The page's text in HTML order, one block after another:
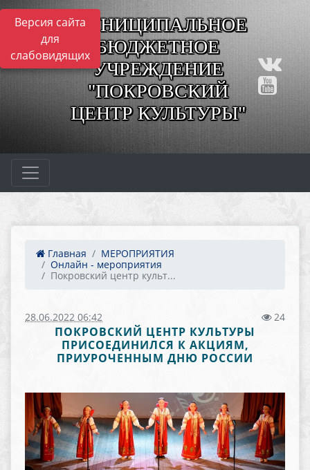
Версия сайта
для
слабовидящих
МУНИЦИПАЛЬНОЕ
БЮДЖЕТНОЕ
УЧРЕЖДЕНИЕ
"ПОКРОВСКИЙ
ЦЕНТР КУЛЬТУРЫ"
Главная
МЕРОПРИЯТИЯ
Онлайн - мероприятия
Покровский центр культ...
28.06.2022 06:42 24
ПОКРОВСКИЙ ЦЕНТР КУЛЬТУРЫ
ПРИСОЕДИНИЛСЯ К АКЦИЯМ,
ПРИУРОЧЕННЫМ ДНЮ РОССИИ